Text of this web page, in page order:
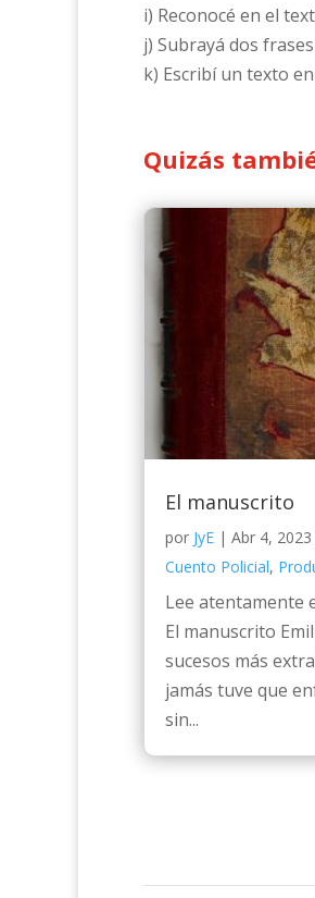
i) Reconocé en el
j) Subrayá dos
k) Escribí un texto
Quizás
El manuscrito
por JyE | Abr 4, 2023
Cuento Policial,
Lee atentamente
El manuscrito
sucesos más
jamás tuve que
sin...